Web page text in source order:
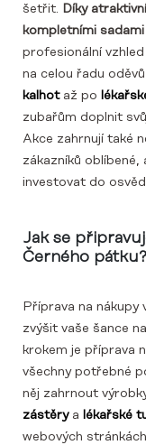
šetřit. Díky
kompletními
profesionální
na celou řadu
kalhotaž po
zubařům doplnit
Akce zahrnují také
zákazníků
investovat do
Jak se
Černého pátku?
Příprava na nákupy
zvýšit vaše šance
krokem je příprava
všechny potřebné
něj zahrnout
zástěrya lékařské
webových stránkách